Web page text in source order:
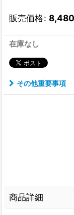
販売価格: 8,480
在庫なし
その他重要事項
商品詳細